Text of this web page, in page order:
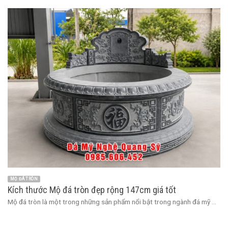
MỘ ĐÁ TRÒN
Kích thước Mộ đá tròn đẹp rộng 147cm giá tốt
Mộ đá tròn là một trong những sản phẩm nổi bật trong ngành đá mỹ ...